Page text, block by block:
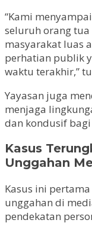
“Kami
seluruh orang tua
masyarakat luas
perhatian publik
waktu terakhir,”
Yayasan juga
menjaga
dan kondusif
Kasus
Unggahan
Kasus ini
unggahan di
pendekatan